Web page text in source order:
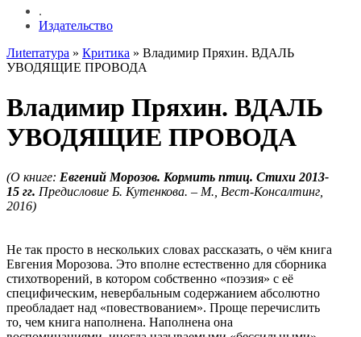
.
Издательство
Лиterraтура » Критика » Владимир Пряхин. ВДАЛЬ
УВОДЯЩИЕ ПРОВОДА
Владимир Пряхин. ВДАЛЬ
УВОДЯЩИЕ ПРОВОДА
(О книге: Евгений Морозов. Кормить птиц. Стихи 2013-
15 гг. Предисловие Б. Кутенкова. – М., Вест-Консалтинг,
2016)
Не так просто в нескольких словах рассказать, о чём книга
Евгения Морозова. Это вполне естественно для сборника
стихотворений, в котором собственно «поэзия» с её
специфическим, невербальным содержанием абсолютно
преобладает над «повествованием». Проще перечислить
то, чем книга наполнена. Наполнена она